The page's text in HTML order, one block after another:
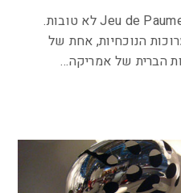
זה לא שהתערוכות שיש ב-Jeu de Paume לא טובות.
הנוכחיות, אחת של
הברית של אמריקה…